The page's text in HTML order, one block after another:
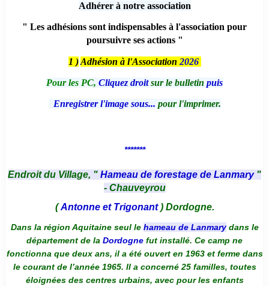
Adhérer à notre association
" Les adhésions sont indispensables à l'association pour
poursuivre ses actions "
1 ) Adhésion à l'Association 2026
Pour les PC, Cliquez droitsur le bulletin puis
Enregistrer l'image sous... pour l'imprimer.
*******
Endroit du Village, " Hameau de forestage de Lanmary "
- Chauveyrou
(Antonne et Trigonant) Dordogne.
Dans la région Aquitaine seul le hameau de Lanmarydans le
département de la Dordogne fut installé. Ce camp ne
fonctionna que deux ans, il a été ouvert en 1963 et ferme dans
le courant de l’année 1965. Il a concerné 25 familles, toutes
éloignées des centres urbains, avec pour les enfants